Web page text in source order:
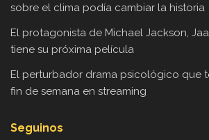
sobre el clima podía cambiar la historia
El protagonista de Michael Jackson,
tiene su próxima película
El perturbador drama psicológico que
fin de semana en streaming
Seguinos